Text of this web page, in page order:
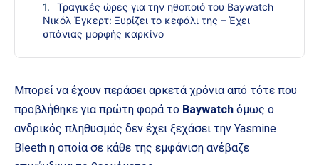
Τραγικές ώρες για την ηθοποιό του Baywatch
Νικόλ Έγκερτ: Ξυρίζει το κεφάλι της – Έχει
σπάνιας μορφής καρκίνο
Μπορεί να έχουν περάσει αρκετά χρόνια από τότε που
προβλήθηκε για πρώτη φορά το Baywatch όμως ο
ανδρικός πληθυσμός δεν έχει ξεχάσει την Yasmine
Bleeth η οποία σε κάθε της εμφάνιση ανέβαζε